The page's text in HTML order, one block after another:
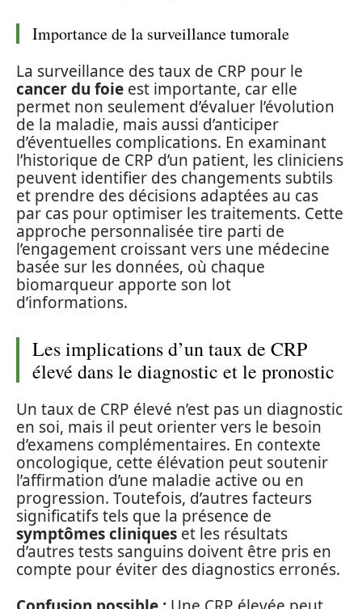
Importance de la surveillance tumorale
La surveillance des taux de CRP pour le
cancer du foie est importante, car elle
permet non seulement d’évaluer l’évolution
de la maladie, mais aussi d’anticiper
d’éventuelles complications. En examinant
l’historique de CRP d’un patient, les cliniciens
peuvent identifier des changements subtils
et prendre des décisions adaptées au cas
par cas pour optimiser les traitements. Cette
approche personnalisée tire parti de
l’engagement croissant vers une médecine
basée sur les données, où chaque
biomarqueur apporte son lot
d’informations.
Les implications d’un taux de CRP
élevé dans le diagnostic et le pronostic
Un taux de CRP élevé n’est pas un diagnostic
en soi, mais il peut orienter vers le besoin
d’examens complémentaires. En contexte
oncologique, cette élévation peut soutenir
l’affirmation d’une maladie active ou en
progression. Toutefois, d’autres facteurs
significatifs tels que la présence de
symptômes cliniques et les résultats
d’autres tests sanguins doivent être pris en
compte pour éviter des diagnostics erronés.